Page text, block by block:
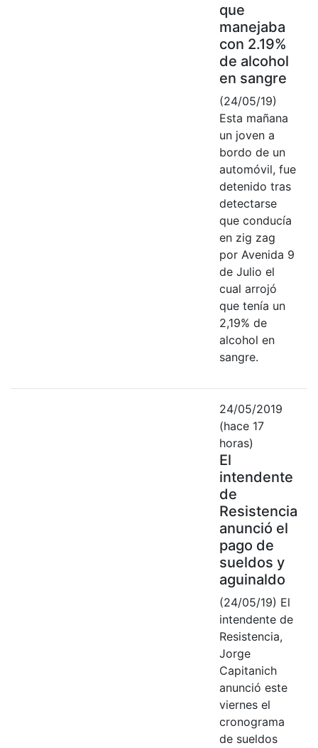
que
manejaba
con 2.19%
de alcohol
en sangre
(24/05/19)
Esta mañana
un joven a
bordo de un
automóvil, fue
detenido tras
detectarse
que conducía
en zig zag
por Avenida 9
de Julio el
cual arrojó
que tenía un
2,19% de
alcohol en
sangre.
24/05/2019
(hace 17
horas)
El
intendente
de
Resistencia
anunció el
pago de
sueldos y
aguinaldo
(24/05/19) El
intendente de
Resistencia,
Jorge
Capitanich
anunció este
viernes el
cronograma
de sueldos